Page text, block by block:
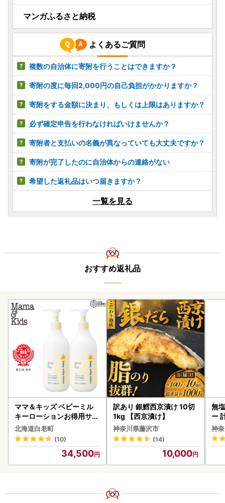
マンガふるさと納税
よくあるご質問
複数の自治体に寄附を行うことはできますか？
寄附の度に毎回2,000円の自己負担がかかりますか？
寄附をする金額に決まり、もしくは上限はありますか？
必ず確定申告を行わなければいけませんか？
寄附者と支払いの名義が異なっていても大丈夫ですか？
寄附が完了したのに自治体からの連絡がない
希望した返礼品はいつ届きますか？
一覧を見る
おすすめ返礼品
ママ＆キッズ ベビーミル
キーローションお得用サイ
ズ 380ml 2本セット CH21
0
北海道白老町
(10)
34,500
訳あり 銀鱈西京漬け 10切
1kg 【西京漬け】
神奈川県藤沢市
(14)
10,000
無
ー
】
神